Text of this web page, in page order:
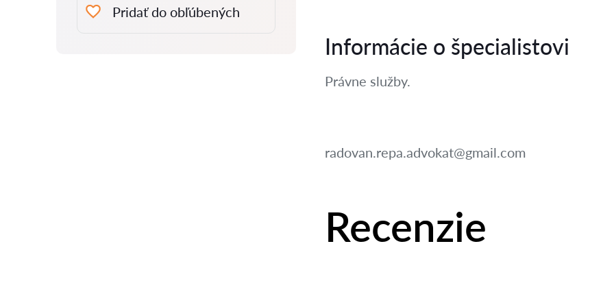
Pridať do obľúbených
Informácie o špecialistovi
Právne služby.
radovan.repa.advokat@gmail.com
Recenzie